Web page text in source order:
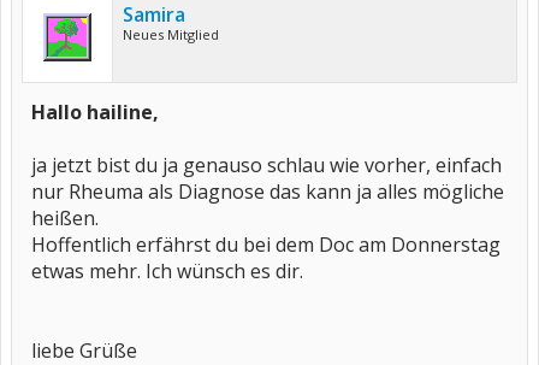
Samira
Neues Mitglied
Hallo hailine,
ja jetzt bist du ja genauso schlau wie vorher, einfach
nur Rheuma als Diagnose das kann ja alles mögliche
heißen.
Hoffentlich erfährst du bei dem Doc am Donnerstag
etwas mehr. Ich wünsch es dir.
liebe Grüße